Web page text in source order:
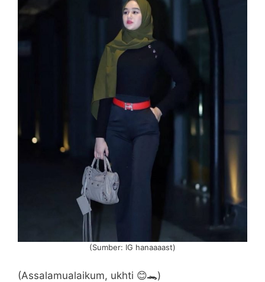
(Sumber: IG hanaaaast)
(Assalamualaikum, ukhti 😊🐊)